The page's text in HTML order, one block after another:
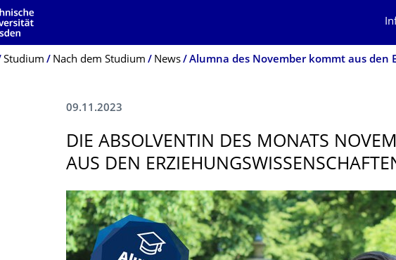
Menü
Studium Nach dem Studium News Alumna des November kommt aus den
09.11.2023
DIE ABSOLVENTIN DES MONATS
AUS DEN